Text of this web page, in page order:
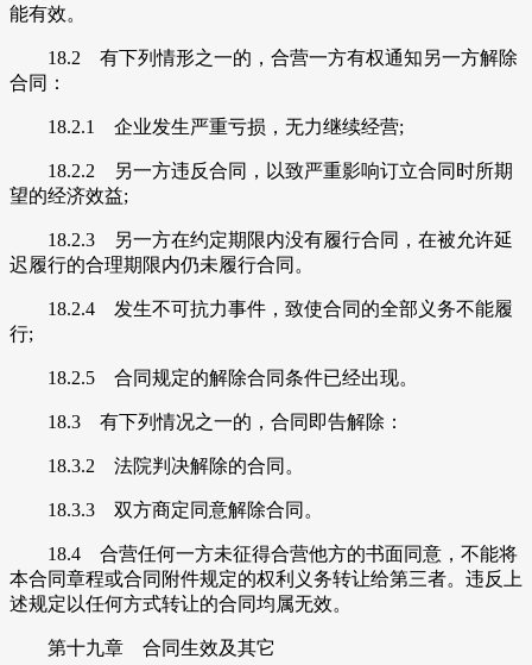
能有效。
18.2 有下列情形之一的，合营一方有权通知另一方解除
合同：
18.2.1 企业发生严重亏损，无力继续经营;
18.2.2 另一方违反合同，以致严重影响订立合同时所期
望的经济效益;
18.2.3 另一方在约定期限内没有履行合同，在被允许延
迟履行的合理期限内仍未履行合同。
18.2.4 发生不可抗力事件，致使合同的全部义务不能履
行;
18.2.5 合同规定的解除合同条件已经出现。
18.3 有下列情况之一的，合同即告解除：
18.3.2 法院判决解除的合同。
18.3.3 双方商定同意解除合同。
18.4 合营任何一方未征得合营他方的书面同意，不能将
本合同章程或合同附件规定的权利义务转让给第三者。违反上
述规定以任何方式转让的合同均属无效。
第十九章 合同生效及其它